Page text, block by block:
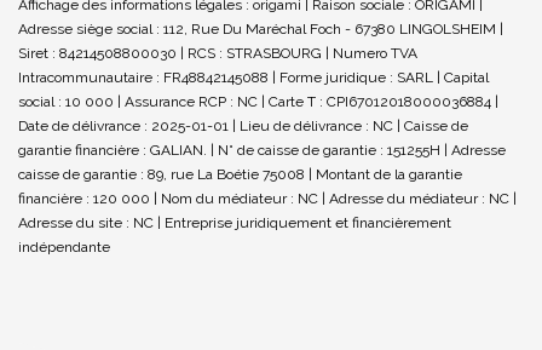
Affichage des informations légales : origami | Raison sociale : ORIGAMI |
Adresse siège social : 112, Rue Du Maréchal Foch - 67380 LINGOLSHEIM |
Siret : 84214508800030 | RCS : STRASBOURG | Numero TVA
Intracommunautaire : FR48842145088 | Forme juridique : SARL | Capital
social : 10 000 | Assurance RCP : NC | Carte T : CPI67012018000036884 |
Date de délivrance : 2025-01-01 | Lieu de délivrance : NC | Caisse de
garantie financière : GALIAN. | N° de caisse de garantie : 151255H | Adresse
caisse de garantie : 89, rue La Boétie 75008 | Montant de la garantie
financière : 120 000 | Nom du médiateur : NC | Adresse du médiateur : NC |
Adresse du site : NC | Entreprise juridiquement et financièrement
indépendante